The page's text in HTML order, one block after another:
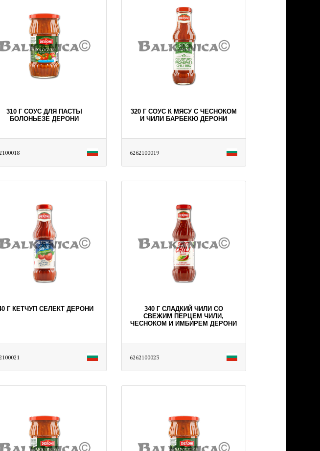
310 Г СОУС ДЛЯ ПАСТЫ
БОЛОНЬЕЗЕ ДЕРОНИ
320 Г СОУС К МЯСУ С ЧЕСНОКОМ
И ЧИЛИ БАРБЕКЮ ДЕРОНИ
6262100019
Г КЕТЧУП СЕЛЕКТ ДЕРОНИ
340 Г СЛАДКИЙ ЧИЛИ СО
СВЕЖИМ ПЕРЦЕМ ЧИЛИ,
ЧЕСНОКОМ И ИМБИРЕМ ДЕРОНИ
6262100023